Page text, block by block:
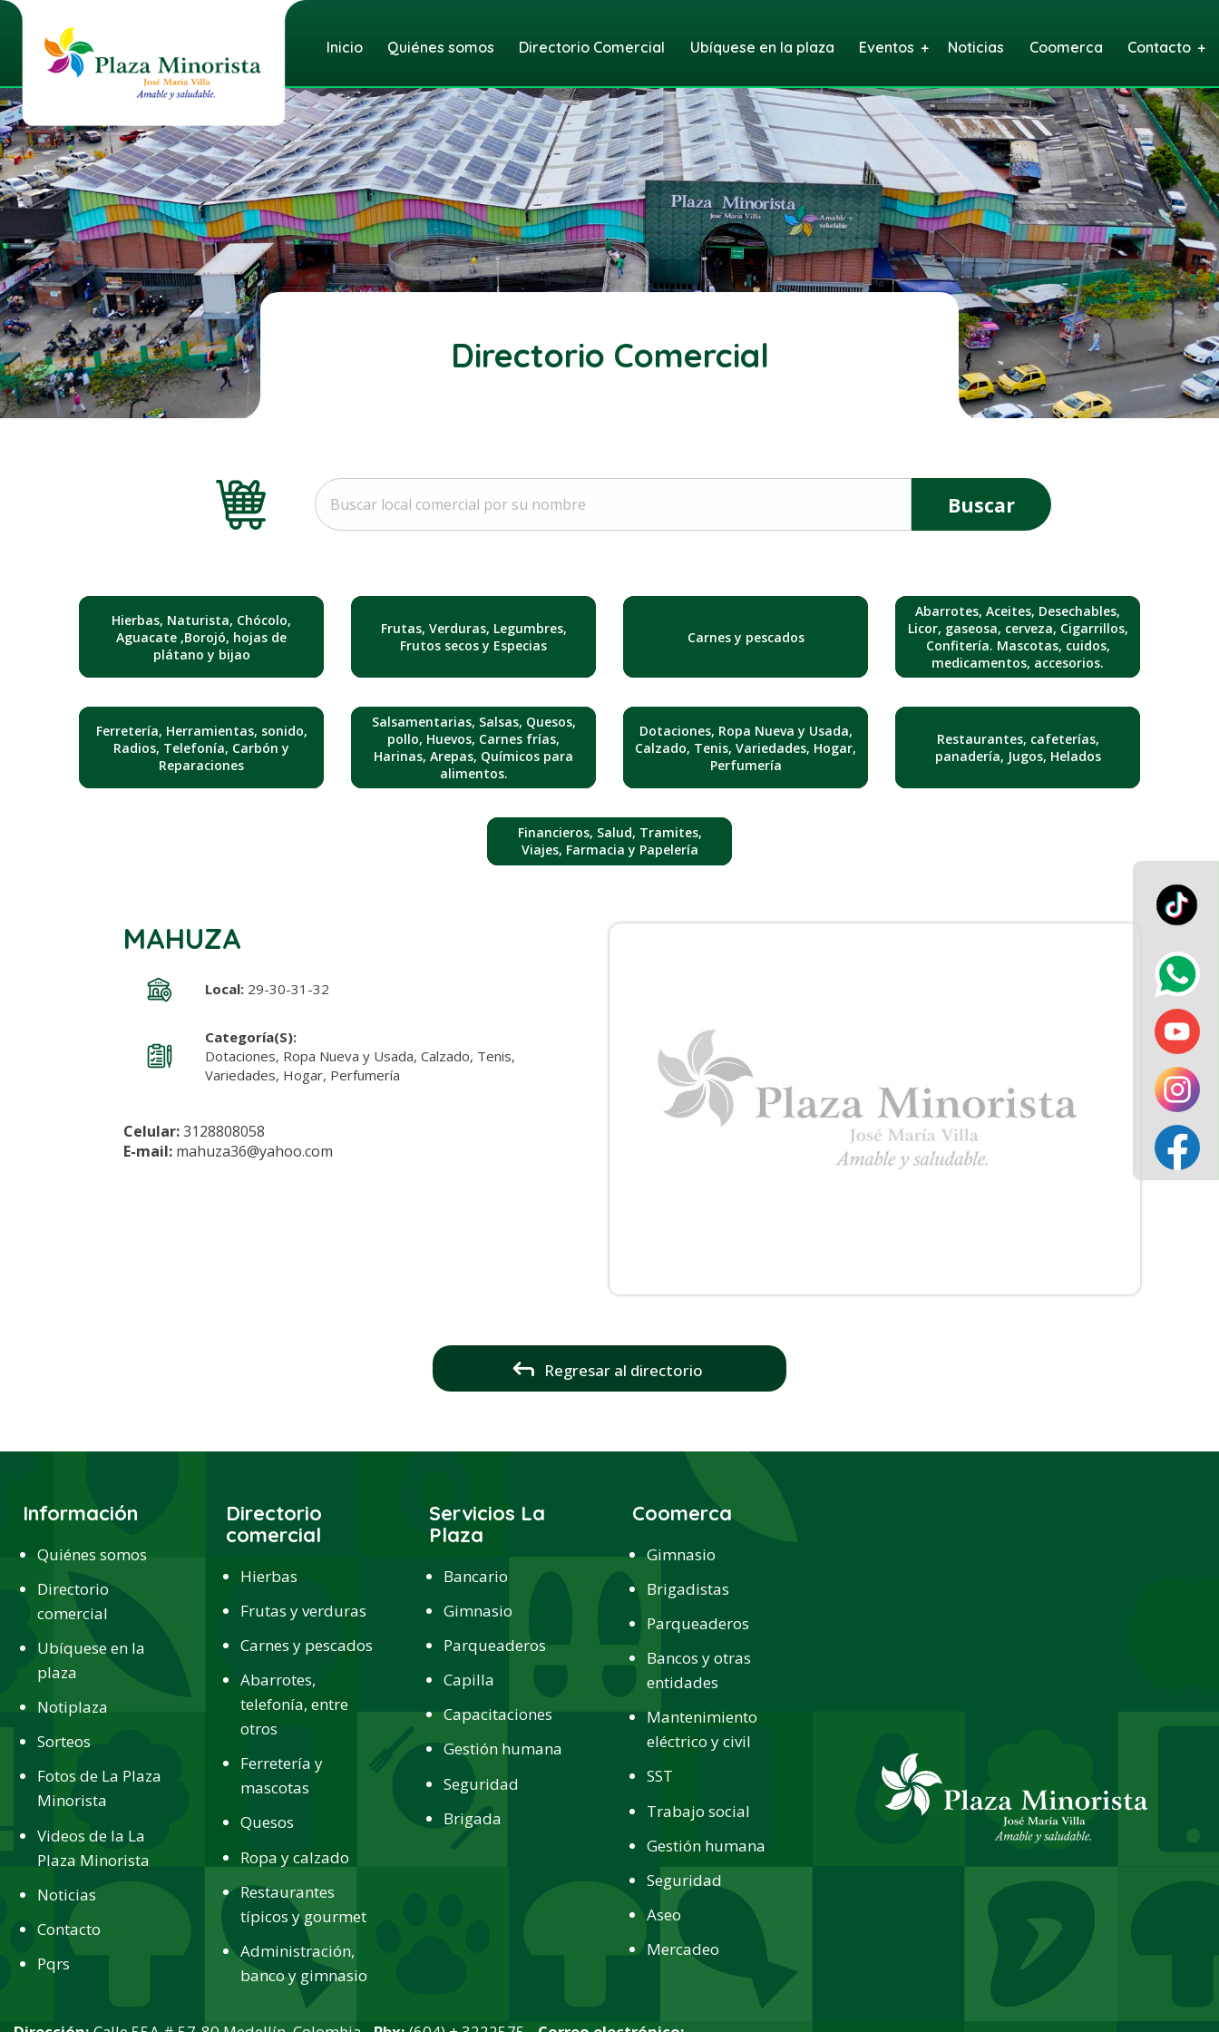
Inicio Quiénes somos Directorio Comercial Ubíquese en la plaza Eventos Noticias Coomerca Contacto
Directorio Comercial
Buscar
Hierbas, Naturista, Chócolo,
Aguacate ,Borojó, hojas de
plátano y bijao
Frutas, Verduras, Legumbres,
Frutos secos y Especias
Carnes y pescados
Abarrotes, Aceites, Desechables,
Licor, gaseosa, cerveza, Cigarrillos,
Confitería. Mascotas, cuidos,
medicamentos, accesorios.
Ferretería, Herramientas, sonido,
Radios, Telefonía, Carbón y
Reparaciones
Salsamentarias, Salsas, Quesos,
pollo, Huevos, Carnes frías,
Harinas, Arepas, Químicos para
alimentos.
Dotaciones, Ropa Nueva y Usada,
Calzado, Tenis, Variedades, Hogar,
Perfumería
Restaurantes, cafeterías,
panadería, Jugos, Helados
Financieros, Salud, Tramites,
Viajes, Farmacia y Papelería
MAHUZA
Local:29-30-31-32
Categoría(s):
Dotaciones, Ropa Nueva y Usada, Calzado, Tenis,
Variedades, Hogar, Perfumería
Celular:3128808058
E-mail:mahuza36@yahoo.com
Regresar al directorio
Información
Quiénes somos
Directorio
comercial
Ubíquese en la
plaza
Notiplaza
Sorteos
Fotos de La Plaza
Minorista
Videos de la La
Plaza Minorista
Noticias
Contacto
Pqrs
Directorio
comercial
Hierbas
Frutas y verduras
Carnes y pescados
Abarrotes,
telefonía, entre
otros
Ferretería y
mascotas
Quesos
Ropa y calzado
Restaurantes
típicos y gourmet
Administración,
banco y gimnasio
Servicios La
Plaza
Bancario
Gimnasio
Parqueaderos
Capilla
Capacitaciones
Gestión humana
Seguridad
Brigada
Coomerca
Gimnasio
Brigadistas
Parqueaderos
Bancos y otras
entidades
Mantenimiento
eléctrico y civil
SST
Trabajo social
Gestión humana
Seguridad
Aseo
Mercadeo